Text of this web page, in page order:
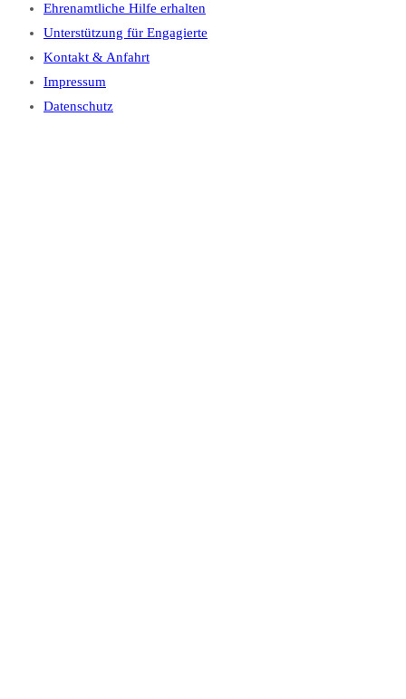
Ehrenamtliche Hilfe erhalten
Unterstützung für Engagierte
Kontakt & Anfahrt
Impressum
Datenschutz